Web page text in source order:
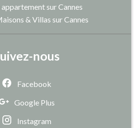
sur Cannes
& Villas sur Cannes
nous
Facebook
Google Plus
Instagram